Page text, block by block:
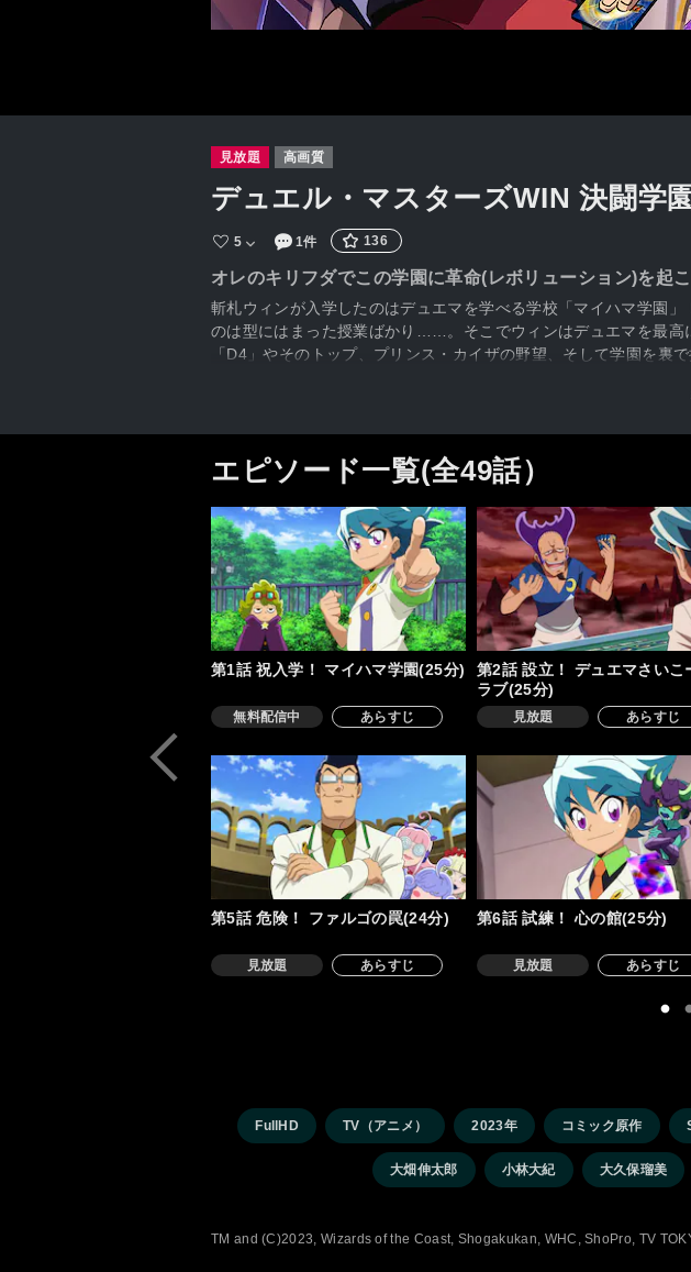
見放題 高画質
デュエル・マスターズWIN 決闘学
5 1件 136
オレのキリフダでこの学園に革命(レボリューション)を起こ
斬札ウィンが入学したのはデュエマを学べる学校「マイハマ学園
のは型にはまった授業ばかり……。そこでウィンはデュエマを最高
「D4」やそのトップ、プリンス・カイザの野望、そして学園を
エピソード一覧(全49話）
第1話 祝入学！ マイハマ学園(25分)
無料配信中 あらすじ
第2話 設立！ デュエマさいこ
ラブ(25分)
見放題 あらすじ
第5話 危険！ ファルゴの罠(24分)
見放題 あらすじ
第6話 試練！ 心の館(25分)
見放題 あらすじ
FullHD TV（アニメ） 2023年 コミック原作
大畑伸太郎 小林大紀 大久保瑠美
TM and (C)2023, Wizards of the Coast, Shogakukan, WHC, ShoPro, TV